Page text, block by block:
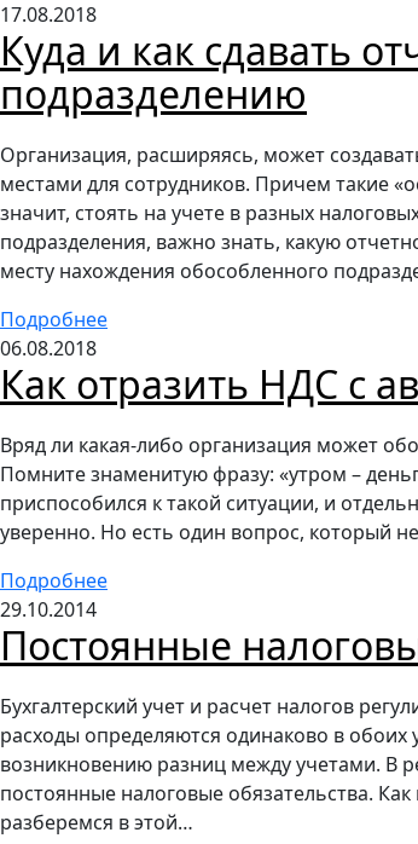
17.08.2018
Куда и как сдавать
подразделению
Организация, расширяясь, может
местами для сотрудников. Причем такие
значит, стоять на учете в разных
подразделения, важно знать, какую
месту нахождения обособленного
Подробнее
06.08.2018
Как отразить НДС с
Вряд ли какая-либо организация может
Помните знаменитую фразу: «утром –
приспособился к такой ситуации, и
уверенно. Но есть один вопрос, который
Подробнее
29.10.2014
Постоянные
Бухгалтерский учет и расчет налогов
расходы определяются одинаково в обоих
возникновению разниц между учетами. В
постоянные налоговые обязательства.
разберемся в этой…